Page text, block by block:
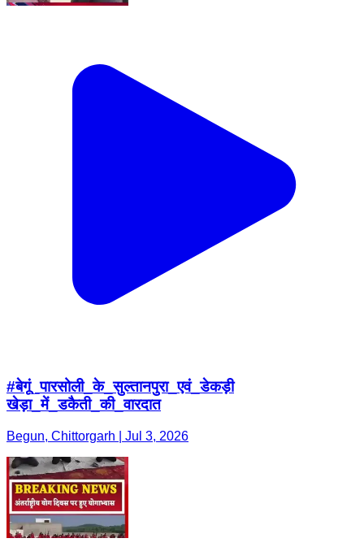
#बेगूं_पारसोली_के_सुल्तानपुरा_एवं_डेकड़ी
खेड़ा_में_डकैती_की_वारदात
Begun, Chittorgarh | Jul 3, 2026